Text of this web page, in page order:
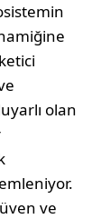
olan
ve